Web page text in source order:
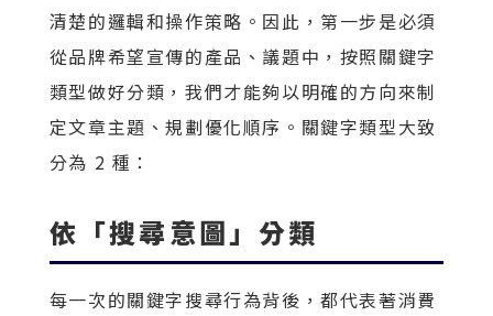
清楚的邏輯和操作策略。因此，第一步是必須
從品牌希望宣傳的產品、議題中，按照關鍵字
類型做好分類，我們才能夠以明確的方向來制
定文章主題、規劃優化順序。關鍵字類型大致
分為 2 種：
依「搜尋意圖」分類
每一次的關鍵字搜尋行為背後，都代表著消費